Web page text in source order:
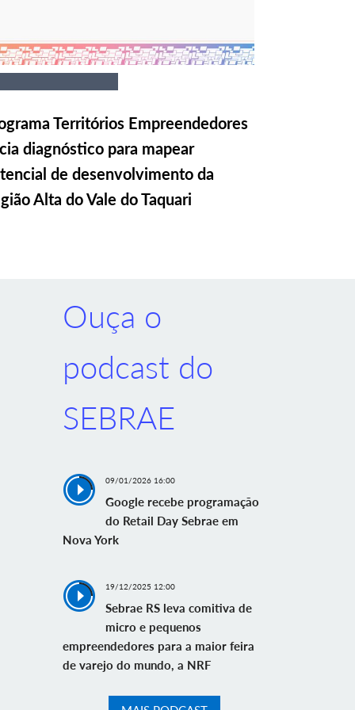
Territórios Empreendedores
diagnóstico para mapear
de desenvolvimento da
Alta do Vale do Taquari
Ouça o
podcast do
SEBRAE
09/01/2026 16:00
Google recebe programação
do Retail Day Sebrae em
Nova York
19/12/2025 12:00
Sebrae RS leva comitiva de
micro e pequenos
empreendedores para a maior feira
de varejo do mundo, a NRF